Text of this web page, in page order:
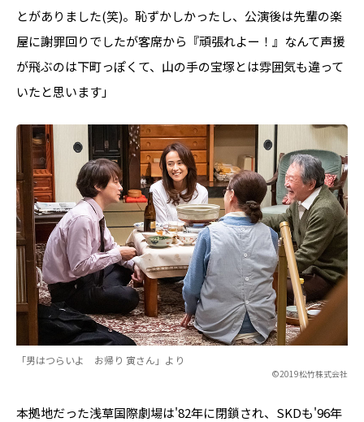
とがありました(笑)。恥ずかしかったし、公演後は先輩の楽
屋に謝罪回りでしたが客席から『頑張れよー！』なんて声援
が飛ぶのは下町っぽくて、山の手の宝塚とは雰囲気も違って
いたと思います」
「男はつらいよ お帰り 寅さん」より
©2019松竹株式会社
本拠地だった浅草国際劇場は'82年に閉鎖され、SKDも'96年